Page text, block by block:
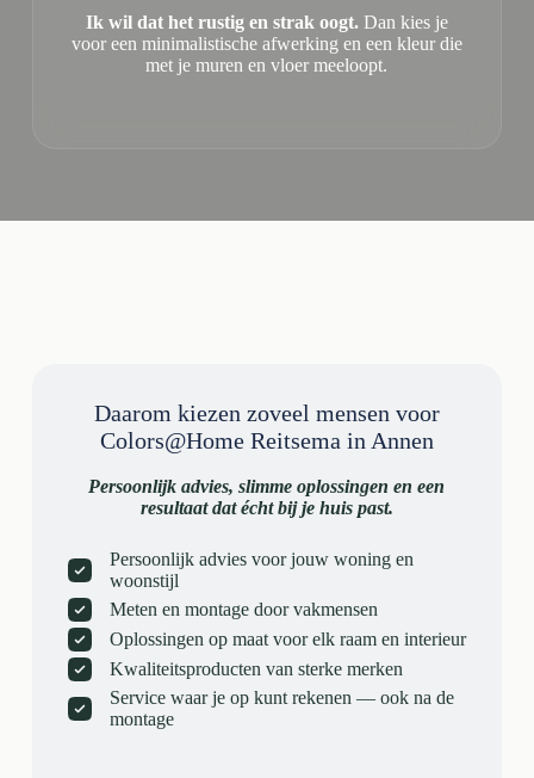
Ik wil dat het rustig en strak oogt.Dan kies je
voor een minimalistische afwerking en een kleur die
met je muren en vloer meeloopt.
Daarom kiezen zoveel mensen voor
Colors@Home Reitsema in Annen
Persoonlijk advies, slimme oplossingen en een
resultaat dat écht bij je huis past.
Persoonlijk advies voor jouw woning en
woonstijl
Meten en montage door vakmensen
Oplossingen op maat voor elk raam en interieur
Kwaliteitsproducten van sterke merken
Service waar je op kunt rekenen — ook na de
montage